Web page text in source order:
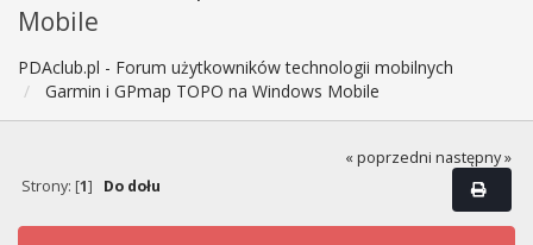
Mobile
PDAclub.pl - Forum użytkowników technologii mobilnych
Garmin i GPmap TOPO na Windows Mobile
« poprzedni następny »
Strony: [1] Do dołu